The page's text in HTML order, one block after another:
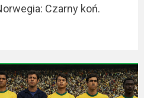
Czarny koń.